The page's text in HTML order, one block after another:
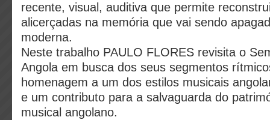
recente, visual, auditiva que permite
alicerçadas na memória que vai sendo
moderna.
Neste trabalho PAULO FLORES revisita o
Angola em busca dos seus segmentos
homenagem a um dos estilos musicais
e um contributo para a salvaguarda do
musical angolano.